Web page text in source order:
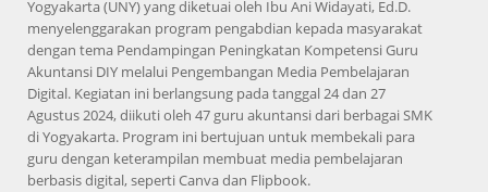
Yogyakarta (UNY) yang diketuai oleh Ibu Ani Widayati, Ed.D.
menyelenggarakan program pengabdian kepada masyarakat
dengan tema Pendampingan Peningkatan Kompetensi Guru
Akuntansi DIY melalui Pengembangan Media Pembelajaran
Digital. Kegiatan ini berlangsung pada tanggal 24 dan 27
Agustus 2024, diikuti oleh 47 guru akuntansi dari berbagai SMK
di Yogyakarta. Program ini bertujuan untuk membekali para
guru dengan keterampilan membuat media pembelajaran
berbasis digital, seperti Canva dan Flipbook.